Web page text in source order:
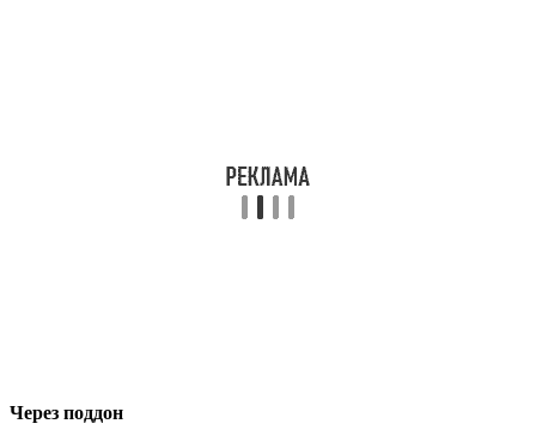
Через поддон